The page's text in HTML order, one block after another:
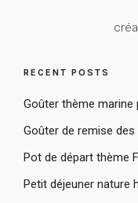
RECENT POSTS
Goûter thème marine
Goûter de remise des
Pot de départ thème
Petit déjeuner nature